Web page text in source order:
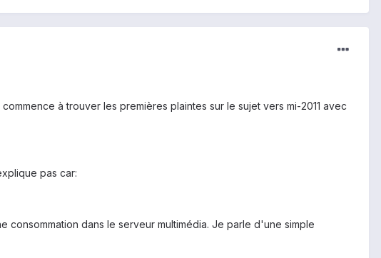
à trouver les premières plaintes sur le sujet vers mi-2011 avec
pas car:
dans le serveur multimédia. Je parle d'une simple